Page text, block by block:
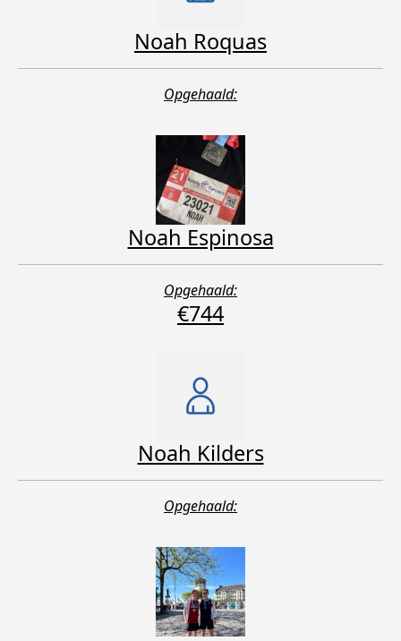
Noah Roquas
Opgehaald:
Noah Espinosa
Opgehaald:
€744
Noah Kilders
Opgehaald: